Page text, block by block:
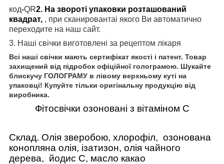
код-QR2. На звороті упаковки розташований
квадрат, , при сканировантаі якого Ви автоматично
переходите на наш сайт.
3. Наші свічки виготовлені за рецептом лікаря
Всі наші свічки мають сертифікат якості і патент. Товар
захищений від підробок офіційної голограмою. Шукайте
блискучу ГОЛОГРАМУ в лівому верхньому куті на
упаковці! Купуйте тільки оригінальну продукцію від
виробника.
Фітосвічки озоновані з вітаміном С
Склад. Олія зверобою, хлорофіл, озонована
конопляна олія, ізатизон, олія чайного
дерева, йодис С, масло какао